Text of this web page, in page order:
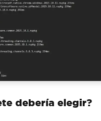
debería elegir?